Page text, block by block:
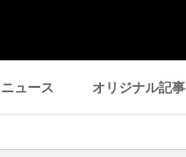
ニュース オリジナル記事